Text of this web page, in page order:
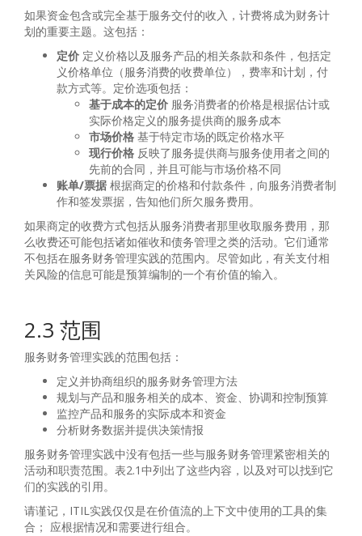
如果资金包含或完全基于服务交付的收入，计费将成为财务计
划的重要主题。这包括：
定价 定义价格以及服务产品的相关条款和条件，包括定
义价格单位（服务消费的收费单位），费率和计划，付
款方式等。定价选项包括：
基于成本的定价 服务消费者的价格是根据估计或
实际价格定义的服务提供商的服务成本
市场价格 基于特定市场的既定价格水平
现行价格 反映了服务提供商与服务使用者之间的
先前的合同，并且可能与市场价格不同
账单/票据 根据商定的价格和付款条件，向服务消费者制
作和签发票据，告知他们所欠服务费用。
如果商定的收费方式包括从服务消费者那里收取服务费用，那
么收费还可能包括诸如催收和债务管理之类的活动。它们通常
不包括在服务财务管理实践的范围内。尽管如此，有关支付相
关风险的信息可能是预算编制的一个有价值的输入。
2.3 范围
服务财务管理实践的范围包括：
定义并协商组织的服务财务管理方法
规划与产品和服务相关的成本、资金、协调和控制预算
监控产品和服务的实际成本和资金
分析财务数据并提供决策情报
服务财务管理实践中没有包括一些与服务财务管理紧密相关的
活动和职责范围。表2.1中列出了这些内容，以及对可以找到它
们的实践的引用。
请谨记，ITIL实践仅仅是在价值流的上下文中使用的工具的集
合； 应根据情况和需要进行组合。